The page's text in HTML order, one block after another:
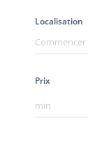
Localisation
Prix